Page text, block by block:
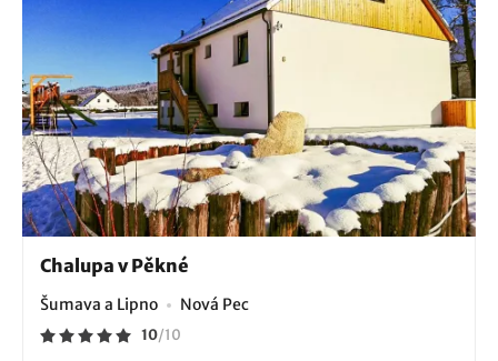
Chalupa v Pěkné
Šumava a Lipno Nová Pec
10/10